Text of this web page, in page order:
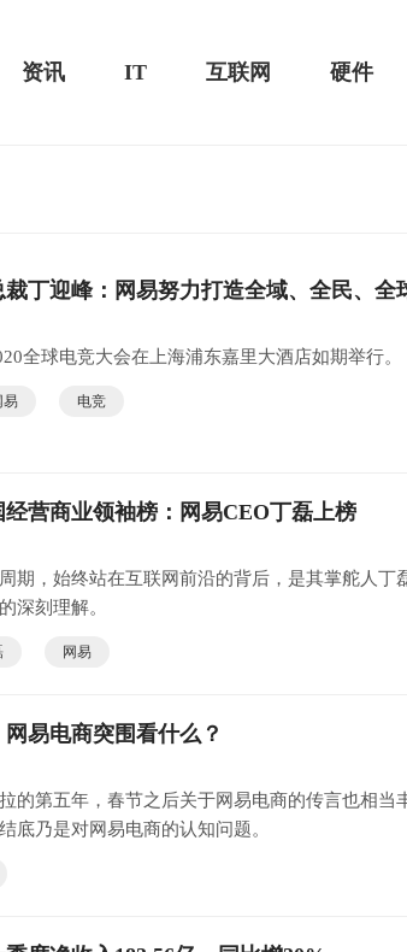
资讯 IT 互联网 硬件
裁丁迎峰：网易努力打造全域、全民、全
全球电竞大会在上海浦东嘉里大酒店如期举行。
易 电竞
经营商业领袖榜：网易CEO丁磊上榜
期，始终站在互联网前沿的背后，是其掌舵人丁
深刻理解。
网易
易电商突围看什么？
的第五年，春节之后关于网易电商的传言也相当
底乃是对网易电商的认知问题。
式蓝牙音箱测评-MacSources
华为
屏